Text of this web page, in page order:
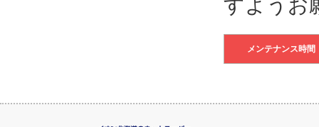
メンテナンス時間